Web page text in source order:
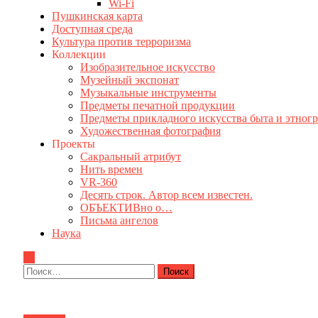
Wi-Fi
Пушкинская карта
Доступная среда
Культура против терроризма
Коллекции
Изобразительное искусство
Музейный экспонат
Музыкальные инструменты
Предметы печатной продукции
Предметы прикладного искусства быта и
Художественная фотография
Проекты
Сакральный атрибут
Нить времен
VR-360
Десять строк. Автор всем известен.
ОБЪЕКТИВно о…
Письма ангелов
Наука
Найти: